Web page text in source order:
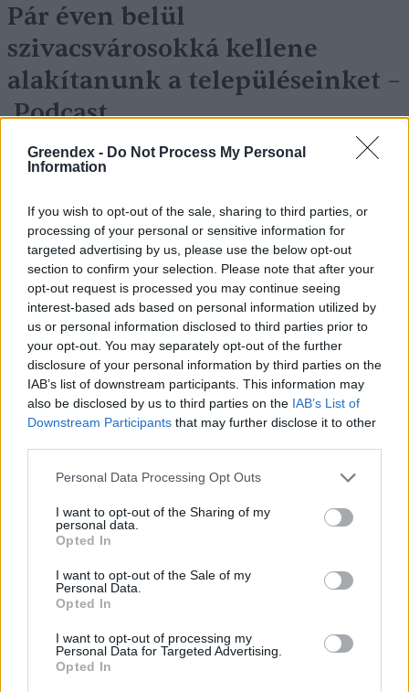
Greendex - Do Not Process My Personal
Information
If you wish to opt-out of the sale, sharing to third parties, or
processing of your personal or sensitive information for
targeted advertising by us, please use the below opt-out
section to confirm your selection. Please note that after your
opt-out request is processed you may continue seeing
interest-based ads based on personal information utilized by
us or personal information disclosed to third parties prior to
your opt-out. You may separately opt-out of the further
disclosure of your personal information by third parties on the
IAB’s list of downstream participants. This information may
also be disclosed by us to third parties on the IAB’s List of
Downstream Participants that may further disclose it to other
Personal Data Processing Opt Outs
I want to opt-out of the Sharing of my
personal data.
Opted In
I want to opt-out of the Sale of my
Personal Data.
Opted In
I want to opt-out of processing my
Personal Data for Targeted Advertising.
Opted In
Pár éven belül
szivacsvárosokká kellene
alakítanunk a településeinket –
Podcast
Történelmi aszály sújtja Nagy-
Britanniát is